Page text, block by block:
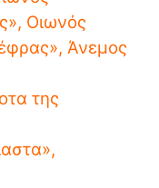
Οιωνός
Άνεμος
της